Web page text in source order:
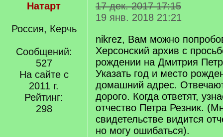
Натарт
Россия, Керчь
Сообщений:
527
На сайте с
2011 г.
Рейтинг:
298
17 дек. 2017 17:15
19 янв. 2018 21:21
nikrez, Вам можно
Херсонский архив с
рождении на Дмитрия
Указать год и место
домашний адрес.
дорого. Когда ответят,
отчество Петра Резник.
свидетельстве видится
но могу ошибаться).